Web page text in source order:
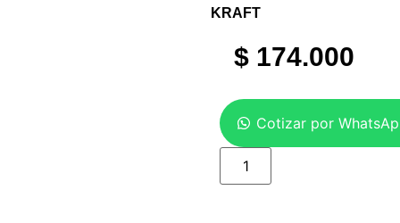
KRAFT
$ 174.000
Cotizar por